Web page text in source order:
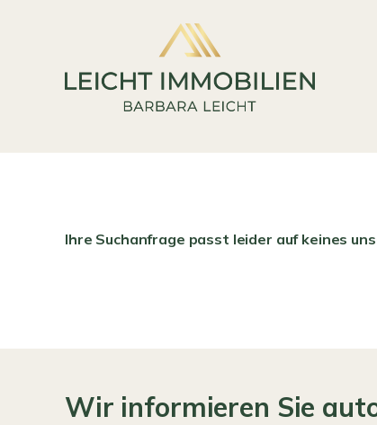
Ihre Suchanfrage passt leider auf keines
Wir informieren Sie